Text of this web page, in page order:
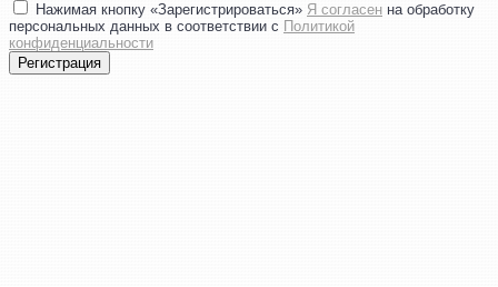
Нажимая кнопку «Зарегистрироваться» Я согласен на обработку
персональных данных в соответствии с Политикой
конфиденциальности
Регистрация